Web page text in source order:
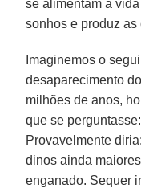
se alimentam a
sonhos e produz
Imaginemos o
desaparecimento
milhões de anos,
que se
Provavelmente
dinos ainda
enganado. Sequer